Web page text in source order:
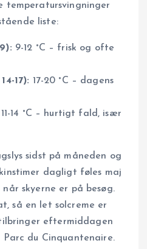
temperatursvingninger
liste:
9-12 °C – frisk og ofte
17): 17-20 °C – dagens
11-14 °C – hurtigt fald, især
sidst på måneden og
dagligt føles maj
når skyerne er på besøg.
så en let solcreme er
eftermiddagen
du Cinquantenaire.